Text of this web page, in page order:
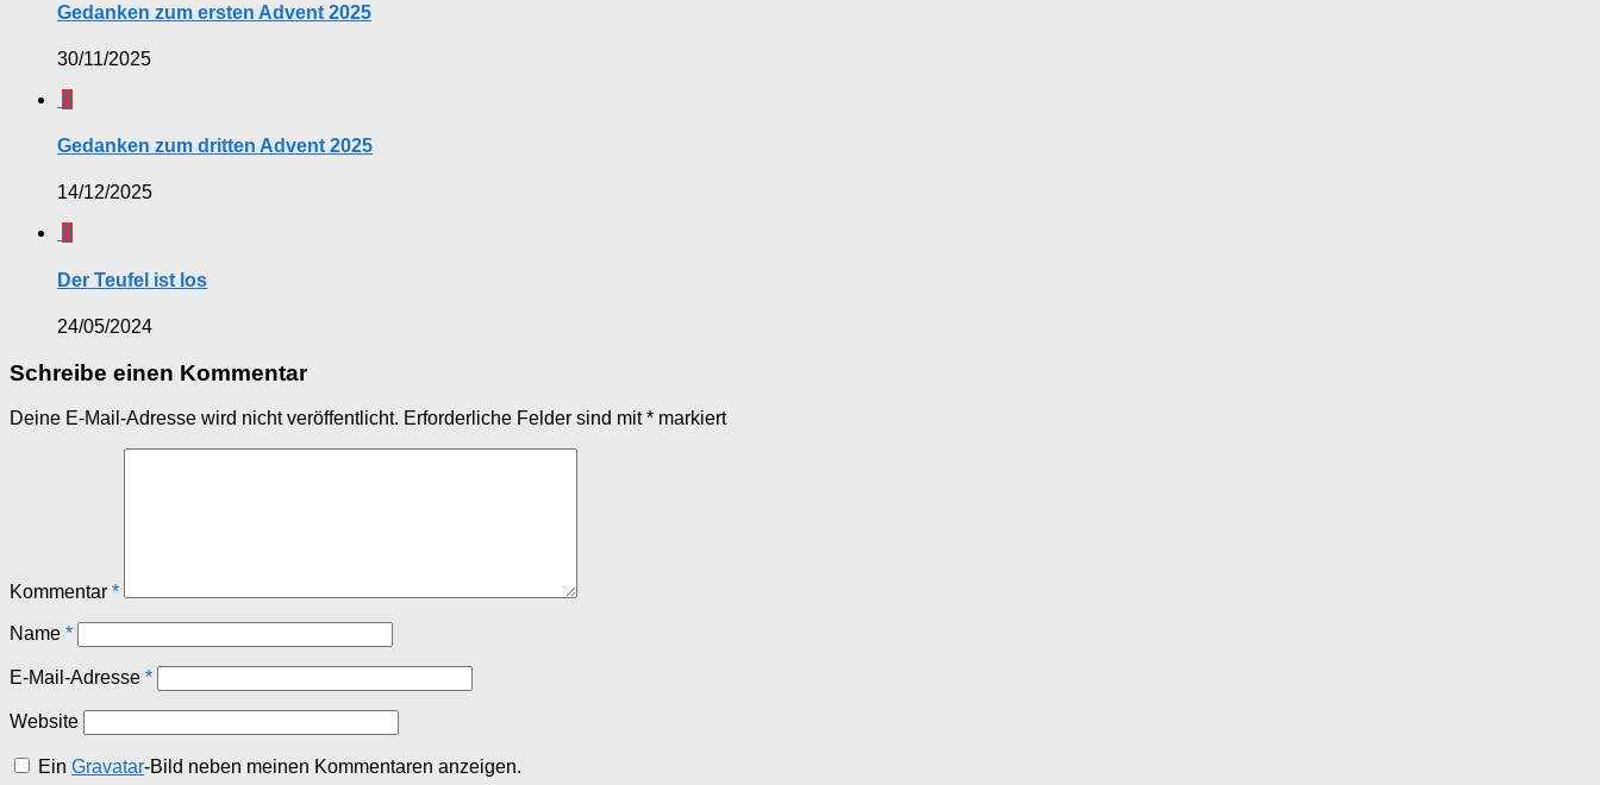
Gedanken zum ersten Advent 2025
30/11/2025
0
Gedanken zum dritten Advent 2025
14/12/2025
0
Der Teufel ist los
24/05/2024
Schreibe einen Kommentar
Deine E-Mail-Adresse wird nicht veröffentlicht. Erforderliche Felder sind mit* markiert
Kommentar *
Name *
E-Mail-Adresse *
Website
EinGravatar-Bild neben meinen Kommentaren anzeigen.